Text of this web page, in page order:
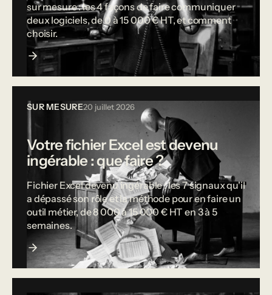
sur mesure : les 4 façons de faire communiquer
deux logiciels, de 0 à 15 000 € HT, et comment
choisir.
SUR MESURE20 juillet 2026
Votre fichier Excel est devenu
ingérable : que faire ?
Fichier Excel devenu ingérable : les 7 signaux qu'il
a dépassé son rôle et la méthode pour en faire un
outil métier, de 8 000 à 15 000 € HT en 3 à 5
semaines.